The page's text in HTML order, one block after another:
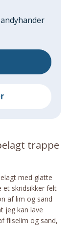
trappe
med glatte
et skridsikker felt
af lim og sand
jeg kan lave
fliselim og sand,